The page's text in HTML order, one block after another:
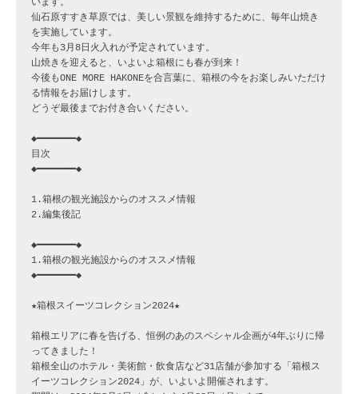
仙石原すすき草原では、美しい景観を維持するために、毎年山焼き
を実施しています。
今年も3月8日火入れが予定されています。
山焼きを迎えると、いよいよ箱根にも春が到来！
今後もONE MORE HAKONEを合言葉に、箱根の今をお楽しみいただけ
る情報をお届けします。
どうぞ最後までお付き合いください。
◆━━━━━━━◆
目次
◆━━━━━━━◆
1.箱根の観光施設からのオススメ情報
2.編集後記
◆━━━━━━━◆
1.箱根の観光施設からのオススメ情報
◆━━━━━━━◆
★箱根スイーツコレクション2024★
箱根エリアに春を告げる、恒例のあのスペシャル企画が4年ぶりに帰
ってきました！
箱根全山のホテル・美術館・飲食店など31店舗が参加する「箱根ス
イーツコレクション2024」が、いよいよ開催されます。